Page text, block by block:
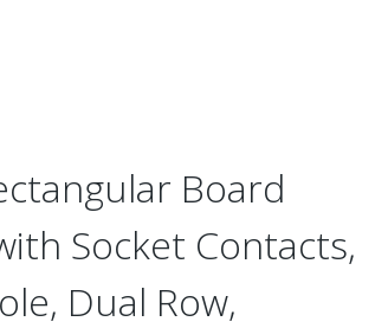
Board
Socket Contacts,
Dual Row,